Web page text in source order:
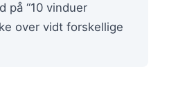
på “10 vinduer
over vidt forskellige